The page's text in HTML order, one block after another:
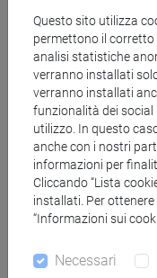
Materiali
Materiali su
Corsi di
[LT40]
india e sud-est
Questo sito utilizza
permettono il
analisi statistiche
verranno installati
verranno installati
funzionalità dei
utilizzo. In questo
anche con i nostri
informazioni per
Cliccando “Lista
installati. Per
“Informazioni sui
Necessari